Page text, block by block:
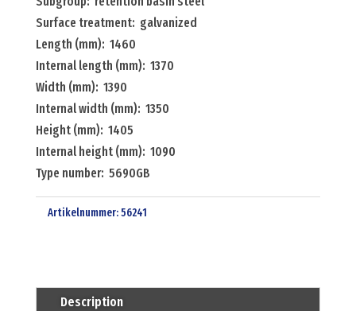
Surface treatment: galvanized
Length (mm): 1460
Internal length (mm): 1370
Width (mm): 1390
Internal width (mm): 1350
Height (mm): 1405
Internal height (mm): 1090
Type number: 5690GB
Artikelnummer:56241
Description